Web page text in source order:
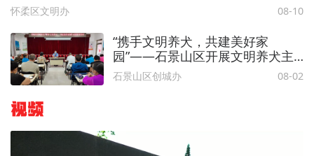
怀柔区文明办 08-10
“携手文明养犬，共建美好家
园”——石景山区开展文明养犬主
题宣传活动
石景山区创城办 08-02
视频